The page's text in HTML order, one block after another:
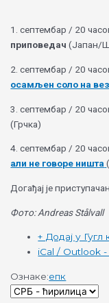
1. септембар / 20
приповедач (Јапан/
2. септембар / 20
осамљен соло на
3. септембар / 20
(Грчка)
4. септембар / 20
али не говоре ништа
Догађај је
Фото: Andreas Stålvall
+ Додај у Гугл
iCal / Outlook
Ознаке:епк